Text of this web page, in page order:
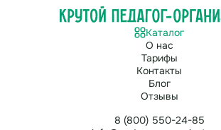
Каталог
О нас
Тарифы
Контакты
Блог
Отзывы
8 (800) 550-24-85